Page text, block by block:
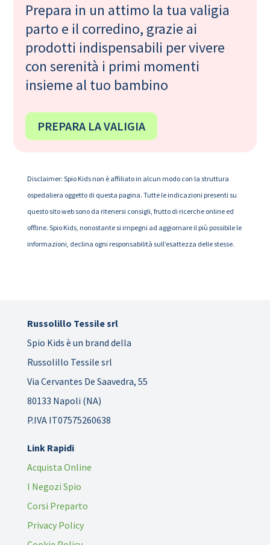
Prepara in un attimo la tua valigia
parto e il corredino, grazie ai
prodotti indispensabili per vivere
con serenità i primi momenti
insieme al tuo bambino
PREPARA LA VALIGIA
Disclaimer: Spio Kids non è affiliato in alcun modo con la struttura
ospedaliera oggetto di questa pagina. Tutte le indicazioni presenti su
questo sito web sono da ritenersi consigli, frutto di ricerche online ed
offline. Spio Kids, nonostante si impegni ad aggiornare il più possibile le
informazioni, declina ogni responsabilità sull’esattezza delle stesse.
Russolillo Tessile srl
Spio Kids è un brand della
Russolillo Tessile srl
Via Cervantes De Saavedra, 55
80133 Napoli (NA)
P.IVA IT07575260638
Link Rapidi
Acquista Online
I Negozi Spio
Corsi Preparto
Privacy Policy